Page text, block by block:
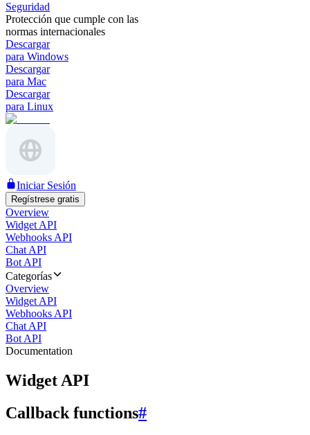
Seguridad
Protección que cumple con las
normas internacionales
Descargar
para Windows
Descargar
para Mac
Descargar
para Linux
Iniciar Sesión
Regístrese gratis
Overview
Widget API
Webhooks API
Chat API
Bot API
Categorías
Overview
Widget API
Webhooks API
Chat API
Bot API
Documentation
Widget API
Callback functions#